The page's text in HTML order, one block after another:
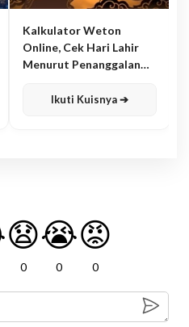
Kalkulator Weton
Online, Cek Hari Lahir
Menurut Penanggalan
Ikuti Kuisnya ➔
😧
0
😭
0
😡
0